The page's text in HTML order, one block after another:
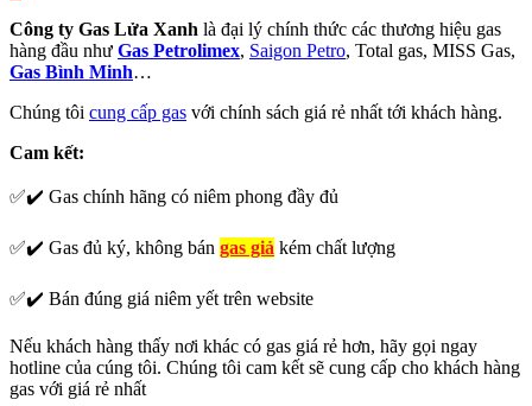
Công ty Gas Lửa Xanh là đại lý chính thức các thương hiệu gas
hàng đầu như Gas Petrolimex, Saigon Petro, Total gas, MISS Gas,
Gas Bình Minh…
Chúng tôi cung cấp gas với chính sách giá rẻ nhất tới khách hàng.
Cam kết:
✅✔️ Gas chính hãng có niêm phong đầy đủ
✅✔️ Gas đủ ký, không bán gas giả kém chất lượng
✅✔️ Bán đúng giá niêm yết trên website
Nếu khách hàng thấy nơi khác có gas giá rẻ hơn, hãy gọi ngay
hotline của cúng tôi. Chúng tôi cam kết sẽ cung cấp cho khách hàng
gas với giá rẻ nhất